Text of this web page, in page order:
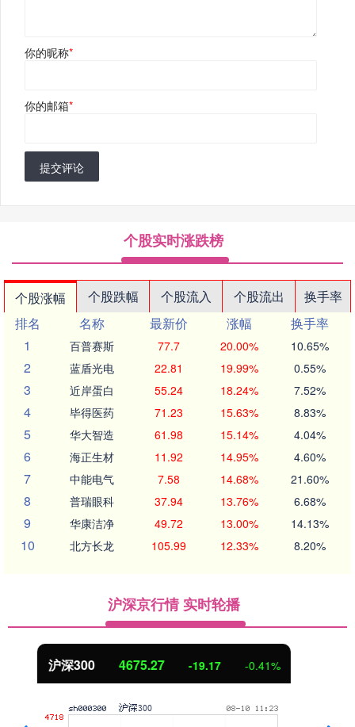
你的昵称*
你的邮箱*
提交评论
个股实时涨跌榜
个股涨幅 个股跌幅 个股流入 个股流出
换手率
排名
名称 最新价 涨幅
换手率
1
百普赛斯 77.7 20.00% 10.65%
2 蓝盾光电 22.81 19.99% 0.55%
3 近岸蛋白 55.24 18.24% 7.52%
4 毕得医药 71.23 15.63% 8.83%
5 华大智造 61.98 15.14% 4.04%
6 海正生材 11.92 14.95% 4.60%
7 中能电气 7.58 14.68% 21.60%
8 普瑞眼科 37.94 13.76% 6.68%
9 华康洁净 49.72 13.00% 14.13%
10 北方长龙 105.99 12.33% 8.20%
沪深京行情 实时轮播
北证50 1125.89 -8.35 -0.74%